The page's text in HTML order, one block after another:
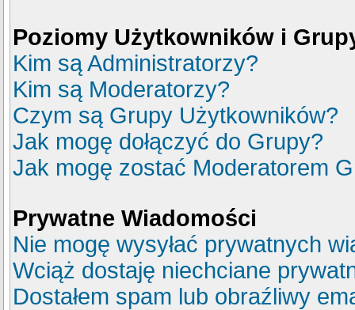
Poziomy Użytkowników i
Kim są Administratorzy?
Kim są Moderatorzy?
Czym są Grupy Użytkowników?
Jak mogę dołączyć do Grupy?
Jak mogę zostać Moderatorem
Prywatne Wiadomości
Nie mogę wysyłać prywatnych
Wciąż dostaję niechciane
Dostałem spam lub obraźliwy